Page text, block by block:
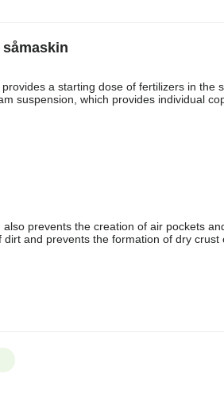
a starting dose of fertilizers in the
suspension, which provides individual
prevents the creation of air pockets
and prevents the formation of dry crust